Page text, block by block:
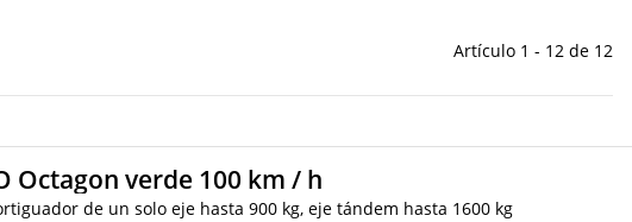
Artículo 1 - 12 de 12
Octagon verde 100 km / h
de un solo eje hasta 900 kg, eje tándem hasta 1600 kg